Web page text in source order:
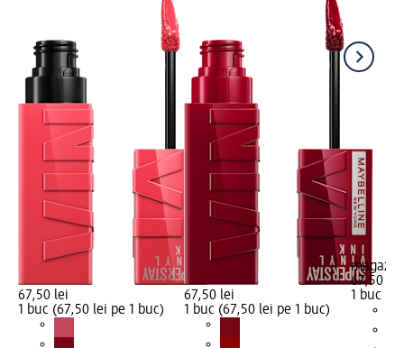
67,50 lei
1 buc (67,50 lei pe 1 buc)
67,50 lei
1 buc (67,50 lei pe 1 buc)
67,50 lei
1 buc